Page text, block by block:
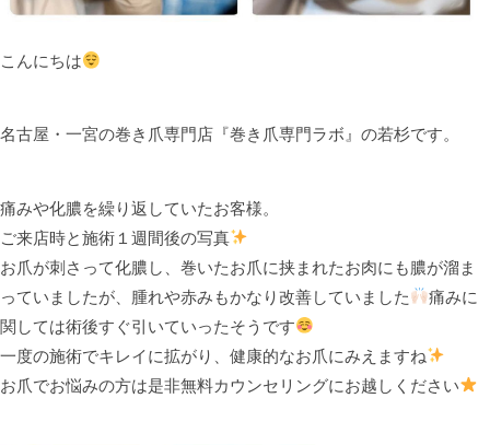
こんにちは
名古屋・一宮の巻き爪専門店『巻き爪専門ラボ』の若杉です。
痛みや化膿を繰り返していたお客様。
ご来店時と施術１週間後の写真
お爪が刺さって化膿し、巻いたお爪に挟まれたお肉にも膿が溜ま
っていましたが、腫れや赤みもかなり改善していました
痛みに
関しては術後すぐ引いていったそうです
一度の施術でキレイに拡がり、健康的なお爪にみえますね
お爪でお悩みの方は是非無料カウンセリングにお越しください